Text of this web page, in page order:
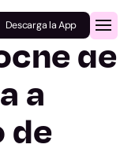
Descarga la App
de
a
de